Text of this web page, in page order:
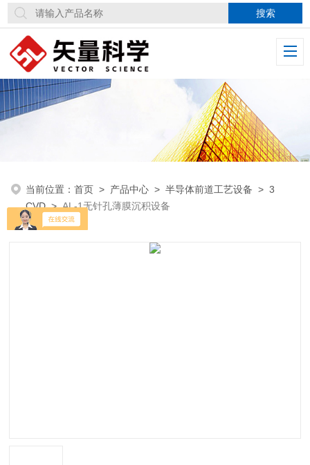
当前位置：首页 > 产品中心 >半导体前道工艺设备 >3
CVD>AL-1无针孔薄膜沉积设备